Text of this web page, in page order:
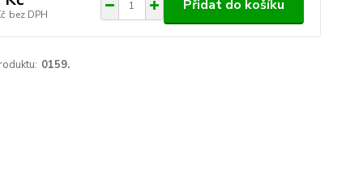
bez DPH
Přidat do košíku
0159.